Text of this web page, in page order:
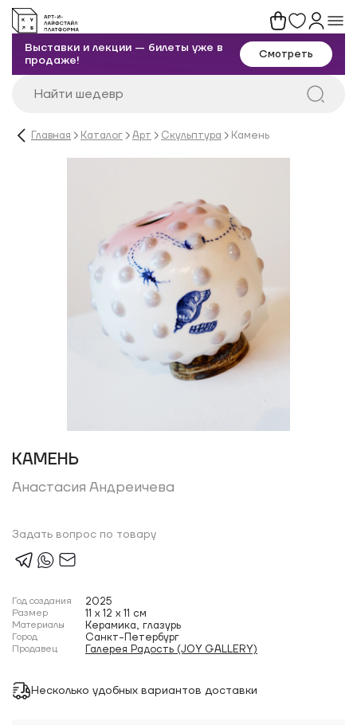
Выставки и лекции — билеты уже в
продаже!
Смотреть
Главная Каталог Арт Скульптура Камень
КАМЕНЬ
Анастасия Андреичева
Задать вопрос по товару
Год создания 2025
Размер 11 x 12 x 11 см
Материалы Керамика, глазурь
Город Санкт-Петербург
Продавец Галерея Радость (JOY GALLERY)
Несколько удобных вариантов доставки